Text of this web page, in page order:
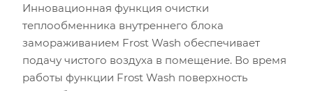
Инновационная функция очистки
теплообменника внутреннего блока
замораживанием Frost Wash обеспечивает
подачу чистого воздуха в помещение. Во время
работы функции Frost Wash поверхность